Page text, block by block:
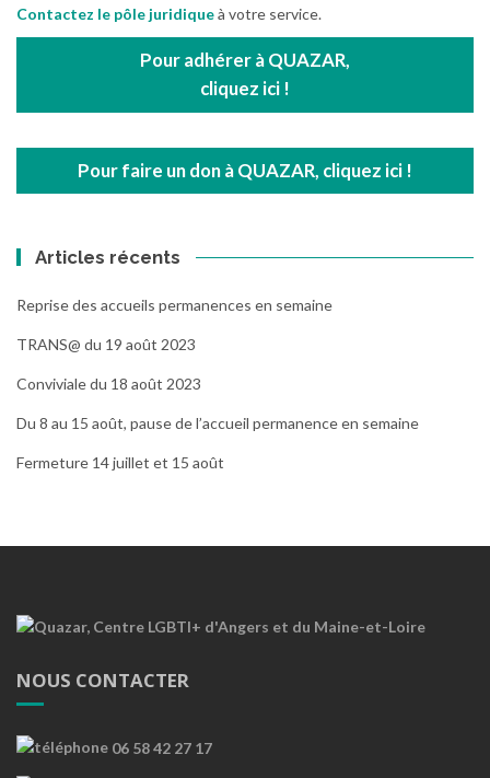
Contactez le pôle juridiqueà votre service.
Pour adhérer à QUAZAR,
cliquez ici !
Pour faire un don à QUAZAR, cliquez ici !
Articles récents
Reprise des accueils permanences en semaine
TRANS@ du 19 août 2023
Conviviale du 18 août 2023
Du 8 au 15 août, pause de l’accueil permanence en semaine
Fermeture 14 juillet et 15 août
NOUS CONTACTER
06 58 42 27 17